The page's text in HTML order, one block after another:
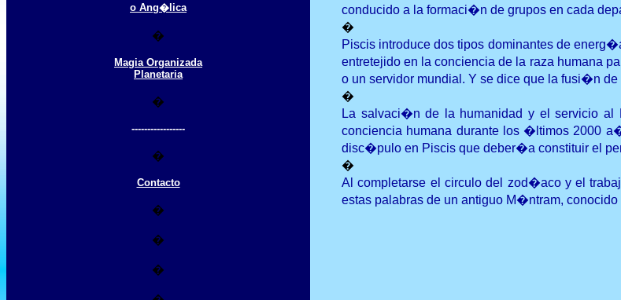
o Ang�lica
�
Magia Organizada
Planetaria
�
-----------------
�
Contacto
�
�
�
conducido a la formaci�n de grupos en cada
�
Piscis introduce dos tipos dominantes de
entretejido en la conciencia de la raza humana
o un servidor mundial. Y se dice que la fusi�n
�
La salvaci�n de la humanidad y el servicio al
conciencia humana durante los �ltimos 2000
disc�pulo en Piscis que deber�a constituir el
�
Al completarse el circulo del zod�aco y el
estas palabras de un antiguo M�ntram, conocido